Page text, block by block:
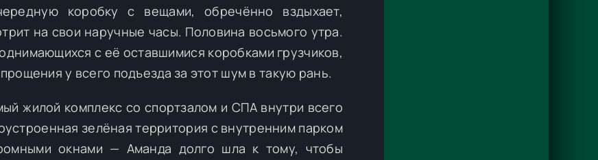
коробку с вещами, обречённо вздыхает,
на свои наручные часы. Половина восьмого утра.
с её оставшимися коробками грузчиков,
у всего подъезда за этот шум в такую рань.
жилой комплекс со спортзалом и СПА внутри всего
зелёная территория с внутренним парком
окнами — Аманда долго шла к тому, чтобы